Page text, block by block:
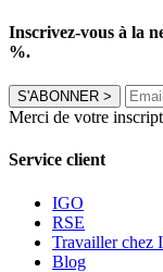
Inscrivez-vous à la
%.
S'ABONNER >
Merci de votre
Service client
IGO
RSE
Travailler chez
Blog